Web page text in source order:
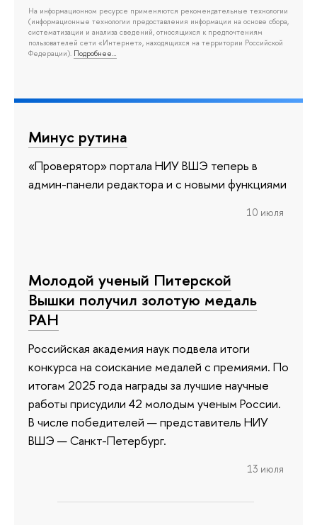
На информационном ресурсе применяются рекомендательные технологии
(информационные технологии предоставления информации на основе сбора,
систематизации и анализа сведений, относящихся к предпочтениям
пользователей сети «Интернет», находящихся на территории Российской
Федерации). Подробнее…
Минус рутина
«Проверятор» портала НИУ ВШЭ теперь в
админ-панели редактора и с новыми функциями
10 июля
Молодой ученый Питерской
Вышки получил золотую медаль
РАН
Российская академия наук подвела итоги
конкурса на соискание медалей с премиями. По
итогам 2025 года награды за лучшие научные
работы присудили 42 молодым ученым России.
В числе победителей — представитель НИУ
ВШЭ — Санкт-Петербург.
13 июля